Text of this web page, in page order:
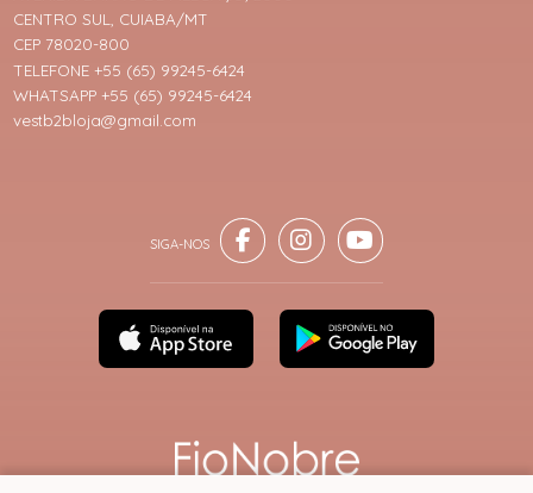
CENTRO SUL, CUIABA/MT
CEP 78020-800
TELEFONE +55 (65) 99245-6424
WHATSAPP +55 (65) 99245-6424
vestb2bloja@gmail.com